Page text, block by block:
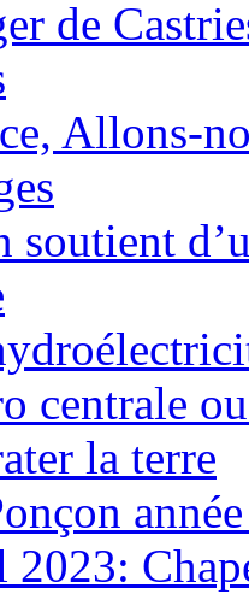
de
Allons-
soutient
centrale
la terre